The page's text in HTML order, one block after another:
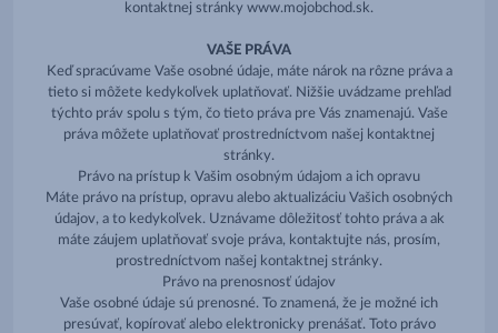
kontaktnej stránky www.mojobchod.sk.
VAŠE PRÁVA
Keď spracúvame Vaše osobné údaje, máte nárok na rôzne práva a
tieto si môžete kedykoľvek uplatňovať. Nižšie uvádzame prehľad
týchto práv spolu s tým, čo tieto práva pre Vás znamenajú. Vaše
práva môžete uplatňovať prostredníctvom našej kontaktnej
stránky.
Právo na prístup k Vašim osobným údajom a ich opravu
Máte právo na prístup, opravu alebo aktualizáciu Vašich osobných
údajov, a to kedykoľvek. Uznávame dôležitosť tohto práva a ak
máte záujem uplatňovať svoje práva, kontaktujte nás, prosím,
prostredníctvom našej kontaktnej stránky.
Právo na prenosnosť údajov
Vaše osobné údaje sú prenosné. To znamená, že je možné ich
presúvať, kopírovať alebo elektronicky prenášať. Toto právo